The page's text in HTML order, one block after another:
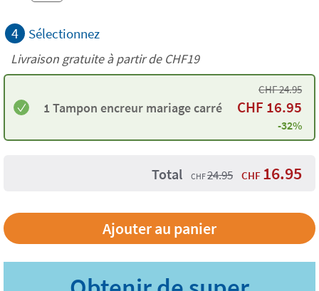
4 Sélectionnez
Livraison gratuite à partir de CHF19
1 Tampon encreur mariage carré
CHF24.95
CHF 16.95
-32%
Total CHF24.95 CHF 16.95